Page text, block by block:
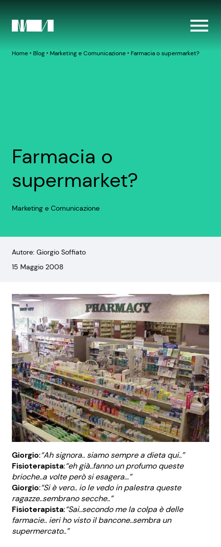
Home‣ Blog‣ Marketing e Comunicazione‣ Farmacia o supermarket?
Farmacia o
supermarket?
Marketing e Comunicazione
Autore: Giorgio Soffiato
15 Maggio 2008
Giorgio:“Ah signora.. siamo sempre a dieta qui..”
Fisioterapista:“eh già..fanno un profumo queste
brioche..a volte però si esagera…”
Giorgio:“Si è vero.. io le vedo in palestra queste
ragazze..sembrano secche..”
Fisioterapista:“Sai..secondo me la colpa è delle
farmacie.. ieri ho visto il bancone..sembra un
supermercato..”